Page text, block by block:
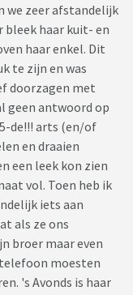
we zeer afstandelijk
bleek haar kuit- en
haar enkel. Dit
te zijn en was
doorzagen met
geen antwoord op
de!!! arts (en/of
en draaien
een leek kon zien
vol. Toen heb ik
iets aan
als ze ons
broer maar even
moesten
's Avonds is haar